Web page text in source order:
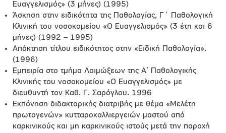
Ευαγγελισμός» (3 μήνες) (1995)
Άσκηση στην ειδικότητα της Παθολογίας, Γ΄ Παθολογική
Κλινική του νοσοκομείου «Ο Ευαγγελισμός» (3 έτη και 6
μήνες) (1992 – 1995)
Απόκτηση τίτλου ειδικότητος στην «Ειδική Παθολογία».
(1996)
Εμπειρία στο τμήμα Λοιμώξεων της Α’ Παθολογικής
Κλινικής του νοσοκομείου «Ο Ευαγγελισμός» με
διευθυντή τον Καθ. Γ. Σαρόγλου. 1996
Εκπόνηση διδακτορικής διατριβής με θέμα «Μελέτη
πρωτογενών» κυτταροκαλλιεργειών μαστού από
καρκινικούς και μη καρκινικούς ιστούς μετά την παροχή